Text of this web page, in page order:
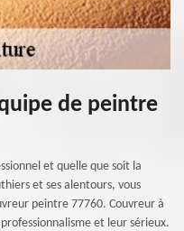
de peintre
et quelle que soit la
et ses alentours, vous
peintre 77760. Couvreur à
et leur sérieux.